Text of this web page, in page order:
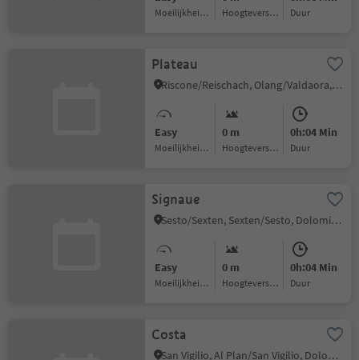
Moeilijkheidsgraad Hoogteverschil Duur
Plateau
Riscone/Reischach, Olang/Valdaora, Dolomites Region Kronplatz/Plan de Corones
Easy
Moeilijkheidsgraad
0 m
Hoogteverschil
0h:04 Min
Duur
Signaue
Sesto/Sexten, Sexten/Sesto, Dolomites Region 3 Zinnen
Easy
Moeilijkheidsgraad
0 m
Hoogteverschil
0h:04 Min
Duur
Costa
San Vigilio, Al Plan/San Vigilio, Dolomites Region Kronplatz/Plan de Corones